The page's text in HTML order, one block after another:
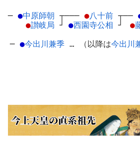
─ ●中原師朝 ┬
●讃岐局 ┘
─── ●八十前 ┬
●西園寺公相 ┘
──
●
─ ●今出川兼季 … （以降は今出川